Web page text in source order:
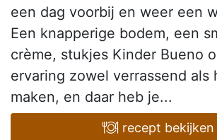
een dag voorbij en weer een
Een knapperige bodem, een
crème, stukjes Kinder Bueno
ervaring zowel verrassend als
maken, en daar heb je...
recept bekijken